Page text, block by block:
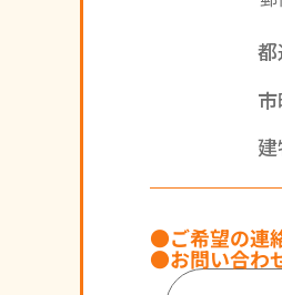
●ご希望の連
●お問い合わ